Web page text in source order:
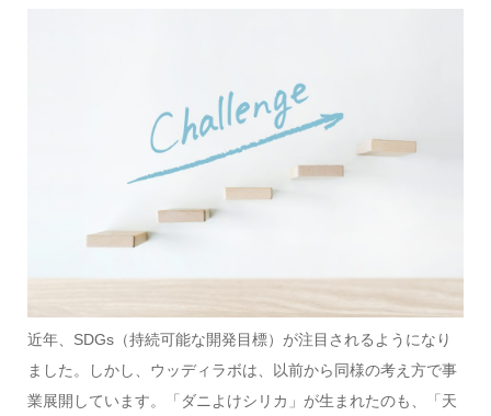
近年、SDGs（持続可能な開発目標）が注目されるようになり
ました。しかし、ウッディラボは、以前から同様の考え方で事
業展開しています。「ダニよけシリカ」が生まれたのも、「天